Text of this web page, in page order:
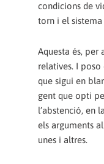
condicions de
torn i el sistema
Aquesta és, per
relatives. I
que sigui en
gent que opti
l’abstenció, en
els arguments
unes i altres.